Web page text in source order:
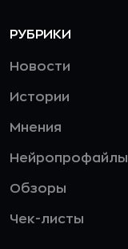
РУБРИКИ
Новости
Истории
Мнения
Нейропрофайлы
Обзоры
Чек-листы